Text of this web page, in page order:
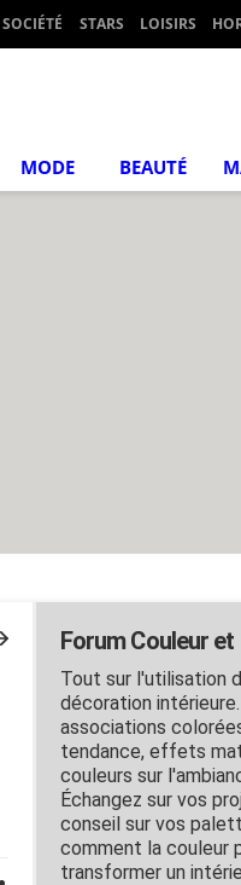
SOCIÉTÉ STARS LOISIRS
MODE BEAUTÉ
Forum Couleur
Tout sur l'utilisation
décoration
associations
tendance, effets
couleurs sur
Échangez sur vos
conseil sur vos
comment la couleur
transformer un